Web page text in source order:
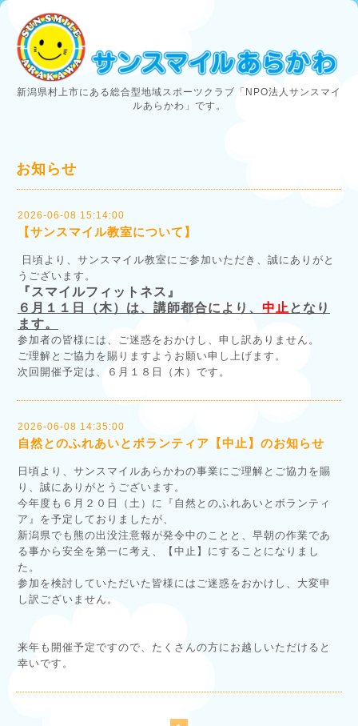
新潟県村上市にある総合型地域スポーツクラブ「NPO法人サンスマイ
ルあらかわ」です。
お知らせ
2026-06-08 15:14:00
【サンスマイル教室について】
日頃より、サンスマイル教室にご参加いただき、誠にありがと
うございます。
『スマイルフィットネス』
６月１１日（木）は、講師都合により、 中止 となり
ます。
参加者の皆様には、ご迷惑をおかけし、申し訳ありません。
ご理解とご協力を賜りますようお願い申し上げます。
次回開催予定は、６月１８日（木）です。
2026-06-08 14:35:00
自然とのふれあいとボランティア【中止】のお知らせ
日頃より、サンスマイルあらかわの事業にご理解とご協力を賜
り、誠にありがとうございます。
今年度も６月２０日（土）に『自然とのふれあいとボランティ
ア』を予定しておりましたが、
新潟県でも熊の出没注意報が発令中のことと、早朝の作業であ
る事から安全を第一に考え、【中止】にすることになりまし
た。
参加を検討していただいた皆様にはご迷惑をおかけし、大変申
し訳ございません。
来年も開催予定ですので、たくさんの方にお越しいただけると
幸いです。